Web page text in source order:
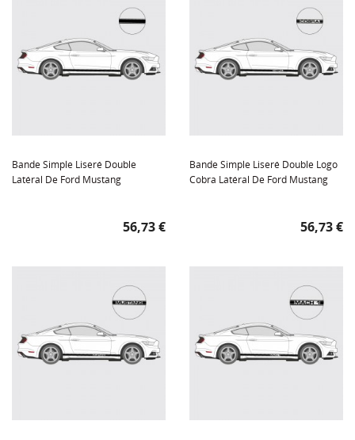
Bande Simple Liseré Double
Latéral De Ford Mustang
Prix
56,73 €
Bande Simple Liseré Double Logo
Cobra Latéral De Ford Mustang
Prix
56,73 €